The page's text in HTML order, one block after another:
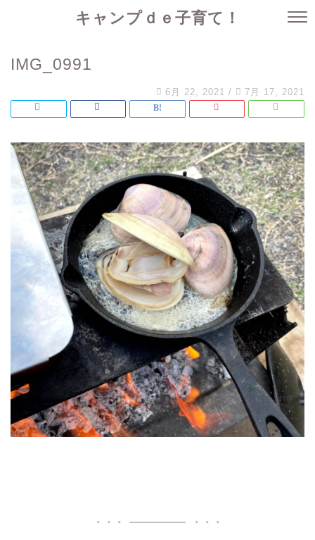
キャンプｄｅ子育て！
IMG_0991
6月 22, 2021 / 7月 17, 2021